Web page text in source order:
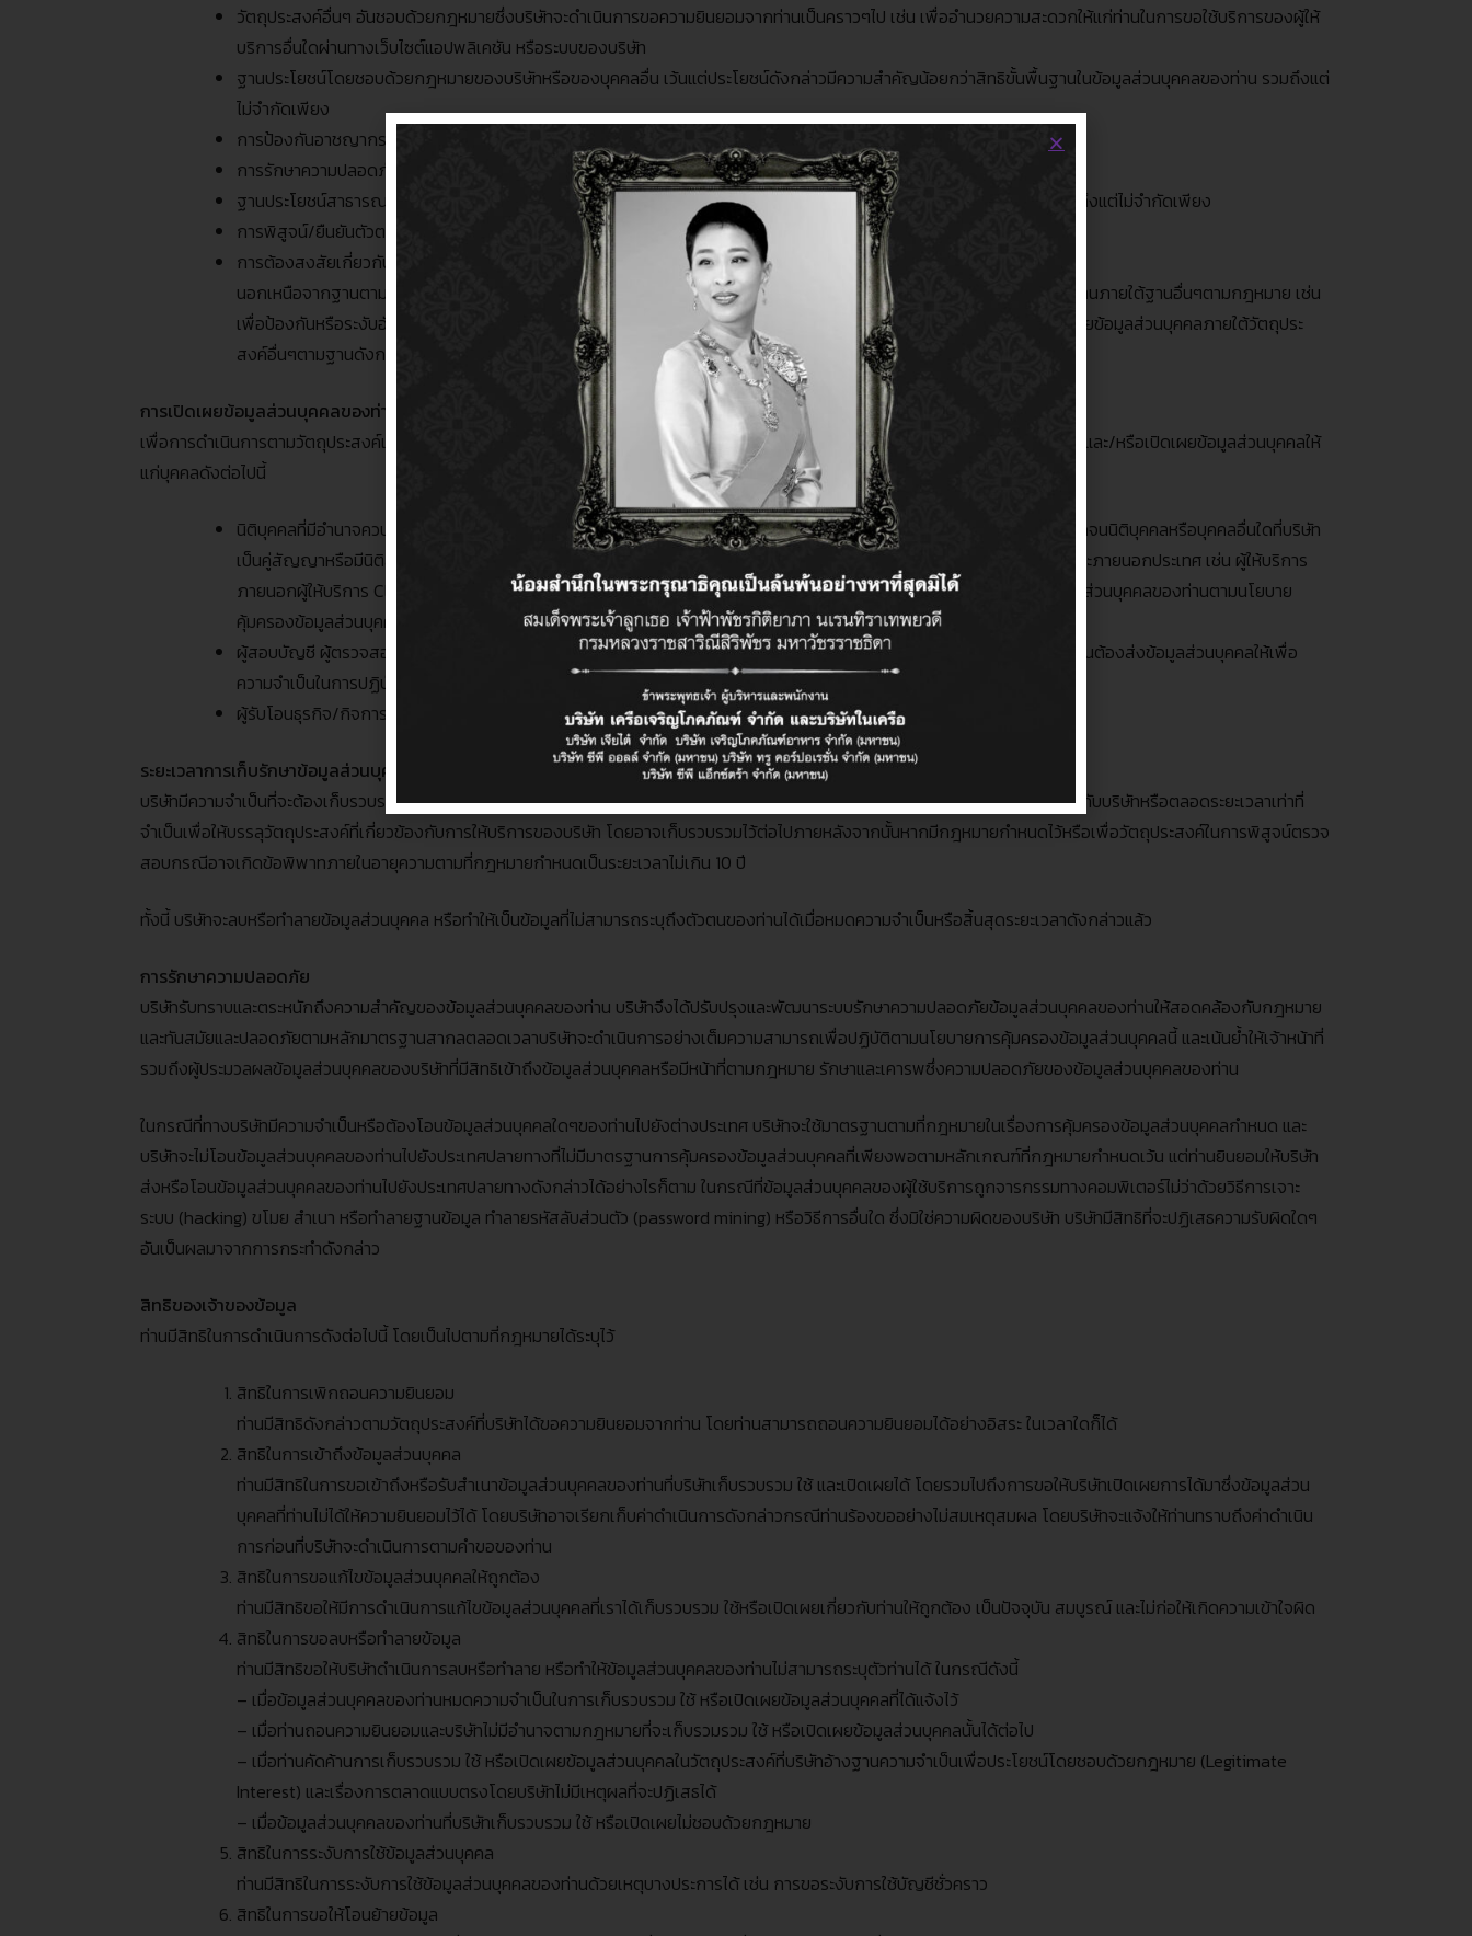
วัตถุประสงค์อื่นๆ อันชอบด้วยกฎหมายซึ่งบริษัทจะดำเนินการขอความยินยอมจากท่านเป็นคราวๆไป เช่น เพื่ออำนวยความสะดวกให้แก่ท่านในการขอใช้บริการของผู้ให้
บริการอื่นใดผ่านทางเว็บไซต์แอปพลิเคชัน หรือระบบของบริษัท
ฐานประโยชน์โดยชอบด้วยกฎหมายของบริษัทหรือของบุคคลอื่น เว้นแต่ประโยชน์ดังกล่าวมีความสำคัญน้อยกว่าสิทธิขั้นพื้นฐานในข้อมูลส่วนบุคคลของท่าน รวมถึงแต่
ไม่จำกัดเพียง
การป้องกันอาชญากรรมและการฉ้อโกง
การรักษาความปลอดภัยของระบบและเครือข่ายเพื่อให้เป็นไปตามมาตรฐานสากล
ฐานประโยชน์สาธารณะที่สำคัญ โดยบริษัทได้จัดให้มีมาตรการที่เหมาะสมเพื่อคุ้มครองสิทธิขั้นพื้นฐานและประโยชน์ของท่าน รวมถึงแต่ไม่จำกัดเพียง
การพิสูจน์/ยืนยันตัวตน เพื่อป้องกันอาชญากรรมและการฉ้อโกง
การต้องสงสัยเกี่ยวกับการสนับสนุนทางการเงินสำหรับการก่อการร้ายหรือการฟอกเงิน
นอกเหนือจากฐานตามกฎหมายและวัตถุประสงค์ข้างต้น บริษัทอาจดำเนินการเก็บรวบรวม ใช้ หรือเปิดเผยข้อมูลส่วนบุคคลของท่านภายใต้ฐานอื่นๆตามกฎหมาย เช่น
เพื่อป้องกันหรือระงับอันตรายต่อชีวิต ร่างกาย หรือสุขภาพของท่าน เป็นต้น โดยหากมีการดำเนินการเก็บรวบรวม ใช้ หรือเปิดเผยข้อมูลส่วนบุคคลภายใต้วัตถุประ
สงค์อื่นๆตามฐานดังกล่าว บริษัทจะแจ้งให้ท่านทราบในภายหลัง
การเปิดเผยข้อมูลส่วนบุคคลของท่านให้แก่บุคคลภายนอก
และการเก็บรวบรวมข้อมูลส่วนบุคคลจากแหล่งอื่น
เพื่อการดำเนินการตามวัตถุประสงค์และภายใต้ฐานตามกฎหมายของบริษัทข้างต้น บริษัทอาจเก็บรวบรวมจากและ/ ประมวลผลและ/หรือเปิดเผยข้อมูลส่วนบุคคลให้
แก่บุคคลดังต่อไปนี้
นิติบุคคลที่มีอำนาจควบคุมบริษัท หรืออยู่ภายใต้การควบคุมของบริษัทรวมถึงบริษัทที่อยู่ภายใต้การควบคุมเดียวกันกับบริษัท ตลอดจนนิติบุคคลหรือบุคคลอื่นใดที่บริษัท
เป็นคู่สัญญาหรือมีนิติสัมพันธ์กับบริษัท รวมถึงผู้ให้บริการอื่นๆที่มีอำนาจดำเนินการใดๆกับข้อมูลส่วนบุคคลของท่าน ทั้งภายในและภายนอกประเทศ เช่น ผู้ให้บริการ
ภายนอกผู้ให้บริการ Cloud
หรือคู่ค้าอื่นใดของบริษัท ทั้งนี้ บริษัทจะดำเนินการให้แน่ใจว่าผู้ให้บริการเหล่านั้นจะดำเนินการกับข้อมูลส่วนบุคคลของท่านตามนโยบาย
คุ้มครองข้อมูลส่วนบุคคลและกฎหมายที่เกี่ยวข้อง
ผู้สอบบัญชี ผู้ตรวจสอบภายนอกของบริษัท หน่วยงานราชการ ผู้รับโอนสิทธิเรียกร้อง และบุคคลหรือนิติบุคคลอื่นใด ที่บริษัทจำเป็นต้องส่งข้อมูลส่วนบุคคลให้เพื่อ
ความจำเป็นในการปฏิบัติตามกฎหมาย
ผู้รับโอนธุรกิจ/กิจการ ในกรณีที่บริษัทมีการควบรวม โอนขาย ทรัพย์สินและ/ หรือกิจการทั้งหมด หรือแต่บางส่วน
ระยะเวลาการเก็บรักษาข้อมูลส่วนบุคคลของท่าน
บริษัทมีความจำเป็นที่จะต้องเก็บรวบรวมข้อมูลส่วนบุคคลของท่านไว้ เป็นระยะเวลาเท่าที่จำเป็นในระหว่างที่ท่านยังใช้บริการหรือมีความสัมพันธ์อยู่กับบริษัทหรือตลอดระยะเวลาเท่าที่
จำเป็นเพื่อให้บรรลุวัตถุประสงค์ที่เกี่ยวข้องกับการให้บริการของบริษัท โดยอาจเก็บรวบรวมไว้ต่อไปภายหลังจากนั้นหากมีกฎหมายกำหนดไว้หรือเพื่อวัตถุประสงค์ในการพิสูจน์ตรวจ
สอบกรณีอาจเกิดข้อพิพาทภายในอายุความตามที่กฎหมายกำหนดเป็นระยะเวลาไม่เกิน 10 ปี
ทั้งนี้ บริษัทจะลบหรือทำลายข้อมูลส่วนบุคคล หรือทำให้เป็นข้อมูลที่ไม่สามารถระบุถึงตัวตนของท่านได้เมื่อหมดความจำเป็นหรือสิ้นสุดระยะเวลาดังกล่าวแล้ว
การรักษาความปลอดภัย
บริษัทรับทราบและตระหนักถึงความสำคัญของข้อมูลส่วนบุคคลของท่าน บริษัทจึงได้ปรับปรุงและพัฒนาระบบรักษาความปลอดภัยข้อมูลส่วนบุคคลของท่านให้สอดคล้องกับกฎหมาย
และทันสมัยและปลอดภัยตามหลักมาตรฐานสากลตลอดเวลาบริษัทจะดำเนินการอย่างเต็มความสามารถเพื่อปฏิบัติตามนโยบายการคุ้มครองข้อมูลส่วนบุคคลนี้ และเน้นย้ำให้เจ้าหน้าที่
รวมถึงผู้ประมวลผลข้อมูลส่วนบุคคลของบริษัทที่มีสิทธิเข้าถึงข้อมูลส่วนบุคคลหรือมีหน้าที่ตามกฎหมาย รักษาและเคารพซึ่งความปลอดภัยของข้อมูลส่วนบุคคลของท่าน
ในกรณีที่ทางบริษัทมีความจำเป็นหรือต้องโอนข้อมูลส่วนบุคคลใดๆของท่านไปยังต่างประเทศ บริษัทจะใช้มาตรฐานตามที่กฎหมายในเรื่องการคุ้มครองข้อมูลส่วนบุคคลกำหนด และ
บริษัทจะไม่โอนข้อมูลส่วนบุคคลของท่านไปยังประเทศปลายทางที่ไม่มีมาตรฐานการคุ้มครองข้อมูลส่วนบุคคลที่เพียงพอตามหลักเกณฑ์ที่กฎหมายกำหนดเว้น แต่ท่านยินยอมให้บริษัท
ส่งหรือโอนข้อมูลส่วนบุคคลของท่านไปยังประเทศปลายทางดังกล่าวได้อย่างไรก็ตาม ในกรณีที่ข้อมูลส่วนบุคคลของผู้ใช้บริการถูกจารกรรมทางคอมพิเตอร์ไม่ว่าด้วยวิธีการเจาะ
ระบบ (hacking) ขโมย สำเนา หรือทำลายฐานข้อมูล ทำลายรหัสลับส่วนตัว (password mining) หรือวิธีการอื่นใด ซึ่งมิใช่ความผิดของบริษัท บริษัทมีสิทธิที่จะปฏิเสธความรับผิดใดๆ
อันเป็นผลมาจากการกระทำดังกล่าว
สิทธิของเจ้าของข้อมูล
ท่านมีสิทธิในการดำเนินการดังต่อไปนี้ โดยเป็นไปตามที่กฎหมายได้ระบุไว้
สิทธิในการเพิกถอนความยินยอม
ท่านมีสิทธิดังกล่าวตามวัตถุประสงค์ที่บริษัทได้ขอความยินยอมจากท่าน โดยท่านสามารถถอนความยินยอมได้อย่างอิสระ ในเวลาใดก็ได้
สิทธิในการเข้าถึงข้อมูลส่วนบุคคล
ท่านมีสิทธิในการขอเข้าถึงหรือรับสำเนาข้อมูลส่วนบุคคลของท่านที่บริษัทเก็บรวบรวม ใช้ และเปิดเผยได้ โดยรวมไปถึงการขอให้บริษัทเปิดเผยการได้มาซึ่งข้อมูลส่วน
บุคคลที่ท่านไม่ได้ให้ความยินยอมไว้ได้ โดยบริษัทอาจเรียกเก็บค่าดำเนินการดังกล่าวกรณีท่านร้องขออย่างไม่สมเหตุสมผล โดยบริษัทจะแจ้งให้ท่านทราบถึงค่าดำเนิน
การก่อนที่บริษัทจะดำเนินการตามคำขอของท่าน
สิทธิในการขอแก้ไขข้อมูลส่วนบุคคลให้ถูกต้อง
ท่านมีสิทธิขอให้มีการดำเนินการแก้ไขข้อมูลส่วนบุคคลที่เราได้เก็บรวบรวม ใช้หรือเปิดเผยเกี่ยวกับท่านให้ถูกต้อง เป็นปัจจุบัน สมบูรณ์ และไม่ก่อให้เกิดความเข้าใจผิด
สิทธิในการขอลบหรือทำลายข้อมูล
ท่านมีสิทธิขอให้บริษัทดำเนินการลบหรือทำลาย หรือทำให้ข้อมูลส่วนบุคคลของท่านไม่สามารถระบุตัวท่านได้ ในกรณีดังนี้
– เมื่อข้อมูลส่วนบุคคลของท่านหมดความจำเป็นในการเก็บรวบรวม ใช้ หรือเปิดเผยข้อมูลส่วนบุคคลที่ได้แจ้งไว้
– เมื่อท่านถอนความยินยอมและบริษัทไม่มีอำนาจตามกฎหมายที่จะเก็บรวมรวม ใช้ หรือเปิดเผยข้อมูลส่วนบุคคลนั้นได้ต่อไป
– เมื่อท่านคัดค้านการเก็บรวบรวม ใช้ หรือเปิดเผยข้อมูลส่วนบุคคลในวัตถุประสงค์ที่บริษัทอ้างฐานความจำเป็นเพื่อประโยชน์โดยชอบด้วยกฎหมาย (Legitimate
Interest) และเรื่องการตลาดแบบตรงโดยบริษัทไม่มีเหตุผลที่จะปฏิเสธได้
– เมื่อข้อมูลส่วนบุคคลของท่านที่บริษัทเก็บรวบรวม ใช้ หรือเปิดเผยไม่ชอบด้วยกฎหมาย
สิทธิในการระงับการใช้ข้อมูลส่วนบุคคล
ท่านมีสิทธิในการระงับการใช้ข้อมูลส่วนบุคคลของท่านด้วยเหตุบางประการได้ เช่น การขอระงับการใช้บัญชีชั่วคราว
สิทธิในการขอให้โอนย้ายข้อมูล